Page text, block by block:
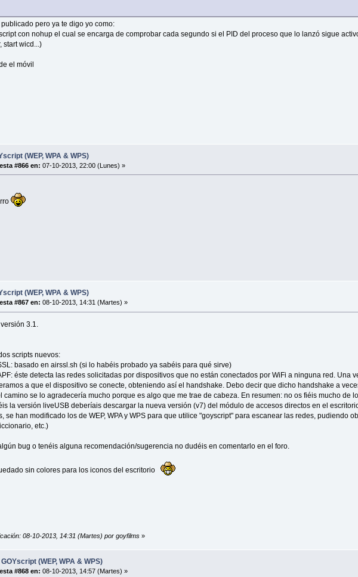
pero ya te digo yo como:
con nohup el cual se encarga de comprobar cada segundo si el PID del proceso que lo lanzó sigue
start wicd...)
el móvil
(WEP, WPA & WPS)
#866 en: 07-10-2013, 22:00 (Lunes) »
(WEP, WPA & WPS)
#867 en: 08-10-2013, 14:31 (Martes) »
3.1.
scripts nuevos:
basado en airssl.sh (si lo habéis probado ya sabéis para qué sirve)
éste detecta las redes solicitadas por dispositivos que no están conectados por WiFi a ninguna red. Una
a que el dispositivo se conecte, obteniendo así el handshake. Debo decir que dicho handshake a
camino se lo agradecería mucho porque es algo que me trae de cabeza. En resumen: no os fiéis mucho de
la versión liveUSB deberíais descargar la nueva versión (v7) del módulo de accesos directos en el
se han modificado los de WEP, WPA y WPS para que utilice "goyscript" para escanear las redes, pudiendo
etc.)
bug o tenéis alguna recomendación/sugerencia no dudéis en comentarlo en el foro.
sin colores para los iconos del escritorio
08-10-2013, 14:31 (Martes) por goyfilms »
(WEP, WPA & WPS)
#868 en: 08-10-2013, 14:57 (Martes) »